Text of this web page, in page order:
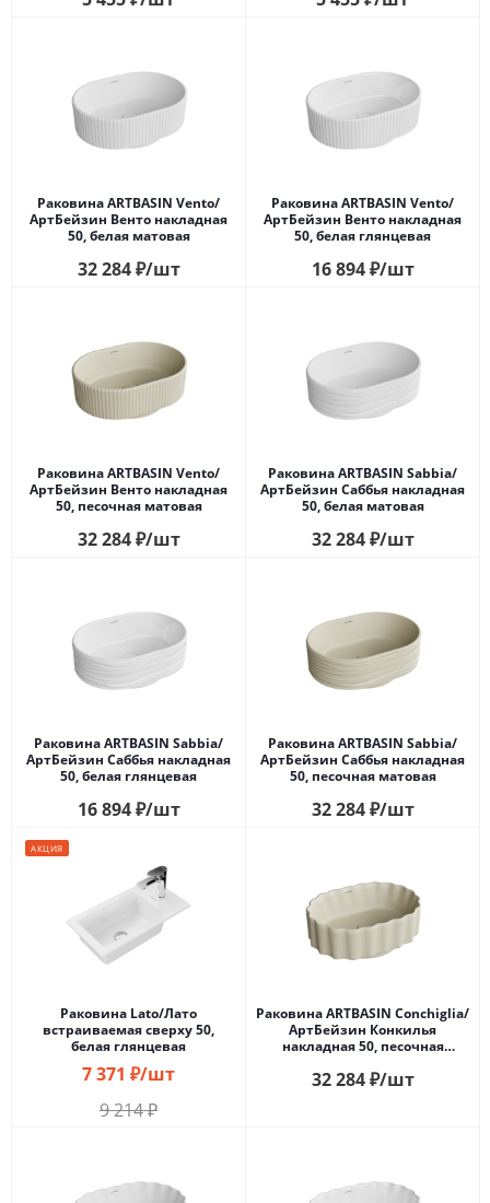
Раковина ARTBASIN Vento/
АртБейзин Венто накладная
50, белая матовая
32 284₽/шт
Раковина ARTBASIN Vento/
АртБейзин Венто накладная
50, белая глянцевая
16 894₽/шт
Раковина ARTBASIN Vento/
АртБейзин Венто накладная
50, песочная матовая
32 284₽/шт
Раковина ARTBASIN Sabbia/
АртБейзин Саббья накладная
50, белая матовая
32 284₽/шт
Раковина ARTBASIN Sabbia/
АртБейзин Саббья накладная
50, белая глянцевая
16 894₽/шт
Раковина ARTBASIN Sabbia/
АртБейзин Саббья накладная
50, песочная матовая
32 284₽/шт
АКЦИЯ
Раковина Lato/Лато
встраиваемая сверху 50,
белая глянцевая
7 371 ₽/шт
9 214₽
Раковина ARTBASIN Conchiglia/
АртБейзин Конкилья
накладная 50, песочная
32 284₽/шт